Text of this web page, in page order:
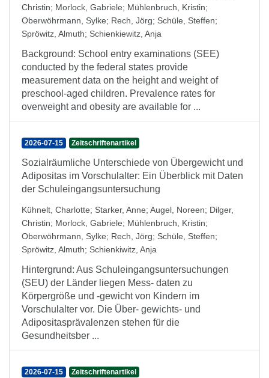
Christin; Morlock, Gabriele; Mühlenbruch, Kristin;
Oberwöhrmann, Sylke; Rech, Jörg; Schüle, Steffen;
Spröwitz, Almuth; Schienkiewitz, Anja
Background: School entry examinations (SEE)
conducted by the federal states provide
measurement data on the height and weight of
preschool-aged children. Prevalence rates for
overweight and obesity are available for ...
2026-07-15 Zeitschriftenartikel
Sozialräumliche Unterschiede von Übergewicht und
Adipositas im Vorschulalter: Ein Überblick mit Daten
der Schuleingangsuntersuchung
Kühnelt, Charlotte; Starker, Anne; Augel, Noreen; Dilger,
Christin; Morlock, Gabriele; Mühlenbruch, Kristin;
Oberwöhrmann, Sylke; Rech, Jörg; Schüle, Steffen;
Spröwitz, Almuth; Schienkiwitz, Anja
Hintergrund: Aus Schuleingangsuntersuchungen
(SEU) der Länder liegen Mess- daten zu
Körpergröße und -gewicht von Kindern im
Vorschulalter vor. Die Über- gewichts- und
Adipositasprävalenzen stehen für die
Gesundheitsber ...
2026-07-15 Zeitschriftenartikel